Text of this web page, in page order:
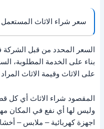
سعر شراء الاثاث المستعمل
السعر المحدد من قبل الشركة
بناء على الخدمة المطلوبة،
على الاثاث وقيمة الاثاث
المقصود شراء الاثاث أي كل
وليس لها أي نفع في المكان
اجهزة كهربائية – ملابس –